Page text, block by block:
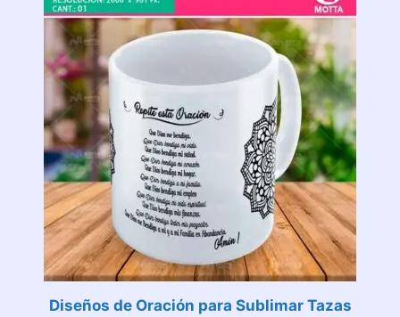
Diseños de Oración para Sublimar Tazas